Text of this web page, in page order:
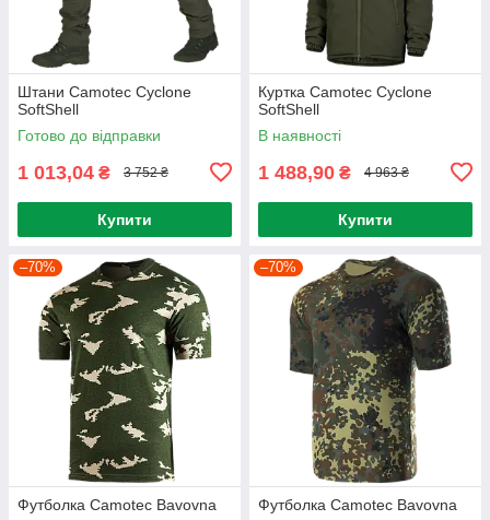
Штани Camotec Cyclone
SoftShell
Готово до відправки
1 013,04 ₴ 3 752 ₴
Купити
Куртка Camotec Cyclone
SoftShell
В наявності
1 488,90 ₴ 4 963 ₴
Купити
–70%
Футболка Camotec Bavovna
–70%
Футболка Camotec Bavovna